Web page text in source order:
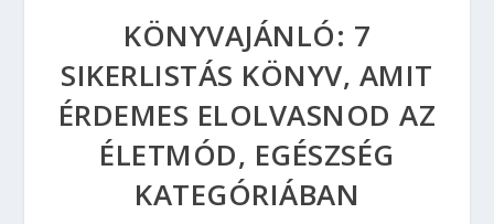
KÖNYVAJÁNLÓ: 7
SIKERLISTÁS KÖNYV, AMIT
ÉRDEMES ELOLVASNOD AZ
ÉLETMÓD, EGÉSZSÉG
KATEGÓRIÁBAN